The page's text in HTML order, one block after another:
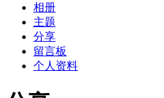
相册
主题
分享
留言板
个人资料